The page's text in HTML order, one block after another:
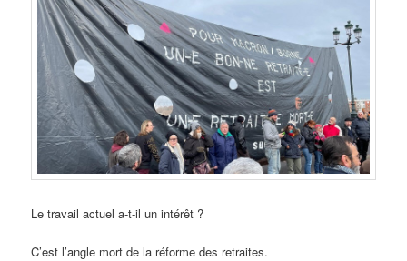
Le travail actuel a-t-il un intérêt ?
C’est l’angle mort de la réforme des retraites.